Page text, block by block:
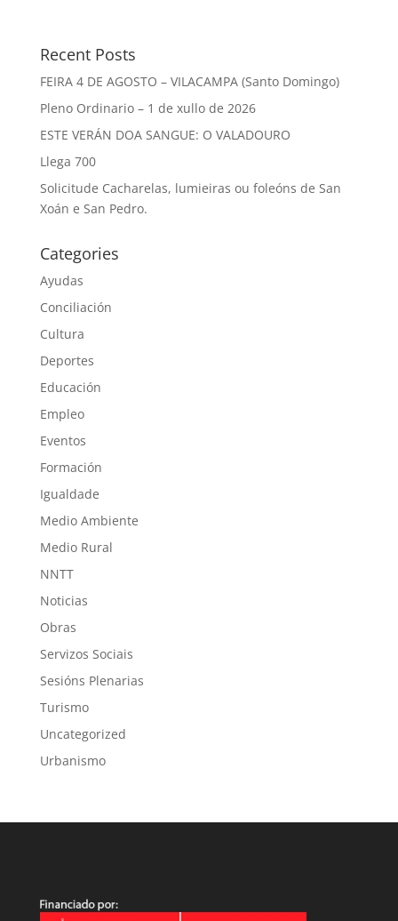
Recent Posts
FEIRA 4 DE AGOSTO – VILACAMPA (Santo Domingo)
Pleno Ordinario – 1 de xullo de 2026
ESTE VERÁN DOA SANGUE: O VALADOURO
Llega 700
Solicitude Cacharelas, lumieiras ou foleóns de San
Xoán e San Pedro.
Categories
Ayudas
Conciliación
Cultura
Deportes
Educación
Empleo
Eventos
Formación
Igualdade
Medio Ambiente
Medio Rural
NNTT
Noticias
Obras
Servizos Sociais
Sesións Plenarias
Turismo
Uncategorized
Urbanismo